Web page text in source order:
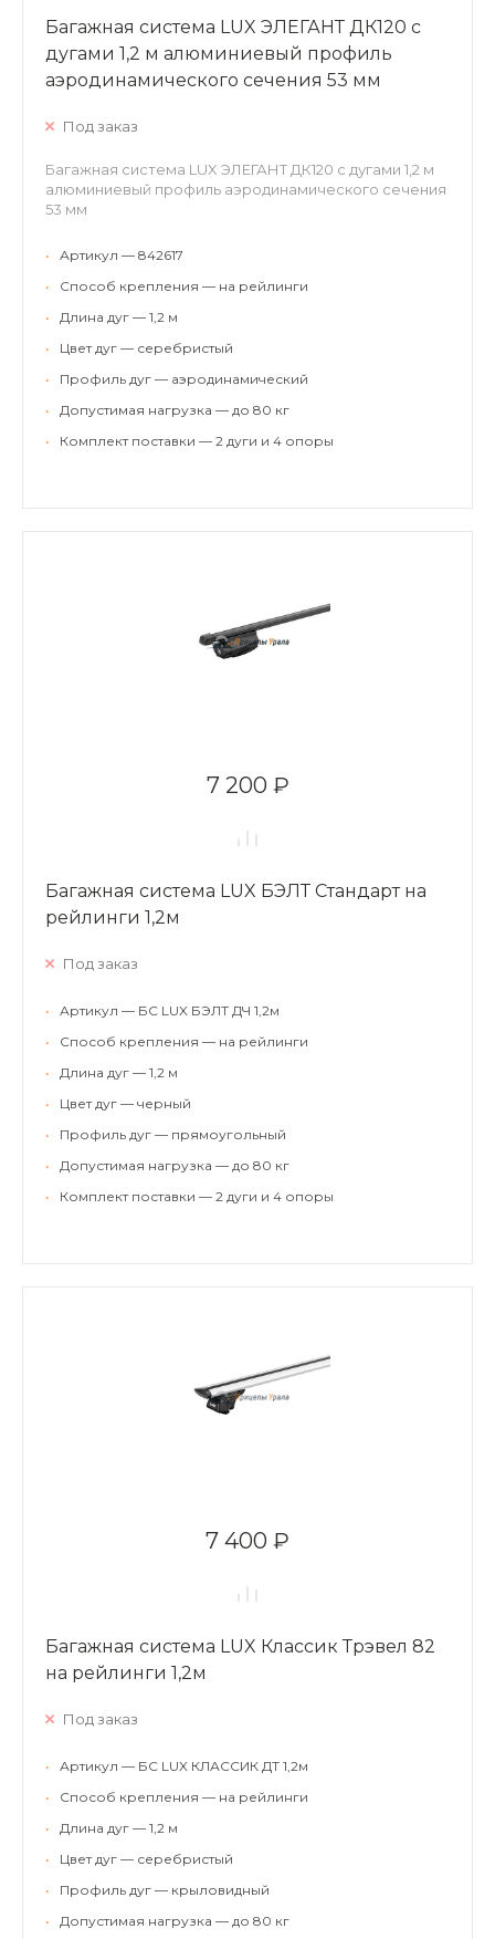
Багажная система LUX ЭЛЕГАНТ ДК120 с
дугами 1,2 м алюминиевый профиль
аэродинамического сечения 53 мм
Под заказ
Багажная система LUX ЭЛЕГАНТ ДК120 с дугами 1,2 м
алюминиевый профиль аэродинамического сечения
53 мм
•
Артикул — 842617
•
Способ крепления — на рейлинги
•
Длина дуг — 1,2 м
•
Цвет дуг — серебристый
•
Профиль дуг — аэродинамический
•
Допустимая нагрузка — до 80 кг
•
Комплект поставки — 2 дуги и 4 опоры
7 200 ₽
Багажная система LUX БЭЛТ Стандарт на
рейлинги 1,2м
Под заказ
•
Артикул — БС LUX БЭЛТ ДЧ 1,2м
•
Способ крепления — на рейлинги
•
Длина дуг — 1,2 м
•
Цвет дуг — черный
•
Профиль дуг — прямоугольный
•
Допустимая нагрузка — до 80 кг
•
Комплект поставки — 2 дуги и 4 опоры
7 400 ₽
Багажная система LUX Классик Трэвел 82
на рейлинги 1,2м
Под заказ
•
Артикул — БС LUX КЛАССИК ДТ 1,2м
•
Способ крепления — на рейлинги
•
Длина дуг — 1,2 м
•
Цвет дуг — серебристый
•
Профиль дуг — крыловидный
•
Допустимая нагрузка — до 80 кг